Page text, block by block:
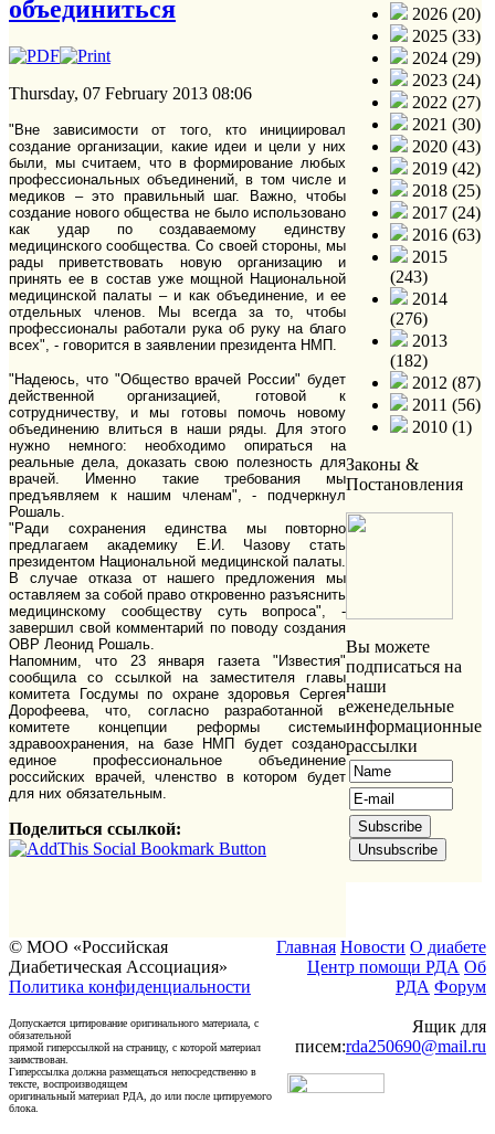
объединиться
Thursday, 07 February 2013 08:06
"Вне зависимости от того, кто инициировал
создание организации, какие идеи и цели у них
были, мы считаем, что в формирование любых
профессиональных объединений, в том числе и
медиков – это правильный шаг. Важно, чтобы
создание нового общества не было использовано
как удар по создаваемому единству
медицинского сообщества. Со своей стороны, мы
рады приветствовать новую организацию и
принять ее в состав уже мощной Национальной
медицинской палаты – и как объединение, и ее
отдельных членов. Мы всегда за то, чтобы
профессионалы работали рука об руку на благо
всех", - говорится в заявлении президента НМП.
"Надеюсь, что "Общество врачей России" будет
действенной организацией, готовой к
сотрудничеству, и мы готовы помочь новому
объединению влиться в наши ряды. Для этого
нужно немного: необходимо опираться на
реальные дела, доказать свою полезность для
врачей. Именно такие требования мы
предъявляем к нашим членам", - подчеркнул
Рошаль.
"Ради сохранения единства мы повторно
предлагаем академику Е.И. Чазову стать
президентом Национальной медицинской палаты.
В случае отказа от нашего предложения мы
оставляем за собой право откровенно разъяснить
медицинскому сообществу суть вопроса", -
завершил свой комментарий по поводу создания
ОВР Леонид Рошаль.
Напомним, что 23 января газета "Известия"
сообщила со ссылкой на заместителя главы
комитета Госдумы по охране здоровья Сергея
Дорофеева, что, согласно разработанной в
комитете концепции реформы системы
здравоохранения, на базе НМП будет создано
единое профессиональное объединение
российских врачей, членство в котором будет
для них обязательным.
Поделиться ссылкой:
2026 (20)
2025 (33)
2024 (29)
2023 (24)
2022 (27)
2021 (30)
2020 (43)
2019 (42)
2018 (25)
2017 (24)
2016 (63)
2015
(243)
2014
(276)
2013
(182)
2012 (87)
2011 (56)
2010 (1)
Законы &
Постановления
Вы можете
подписаться на
наши
еженедельные
информационные
рассылки
© МОО «Российская
Диабетическая Ассоциация»
Политика конфиденциальности
Допускается цитирование оригинального материала, с
обязательной
прямой гиперссылкой на страницу, с которой материал
заимствован.
Гиперссылка должна размещаться непосредственно в
тексте, воспроизводящем
оригинальный материал РДА, до или после цитируемого
блока.
Главная Новости О диабете
Центр помощи РДА Об
РДА Форум
Ящик для
писем:rda250690@mail.ru